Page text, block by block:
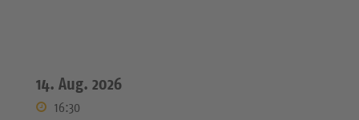
14. Aug. 2026
16:30